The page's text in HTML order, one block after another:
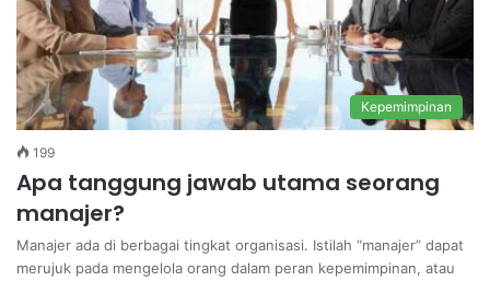
Kepemimpinan
199
Apa tanggung jawab utama seorang
manajer?
Manajer ada di berbagai tingkat organisasi. Istilah “manajer” dapat
merujuk pada mengelola orang dalam peran kepemimpinan, atau